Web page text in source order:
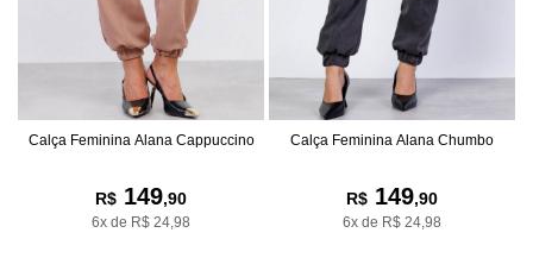
Calça Feminina Alana Cappuccino
R$ 149,90
6x de R$ 24,98
Calça Feminina Alana Chumbo
R$ 149,90
6x de R$ 24,98